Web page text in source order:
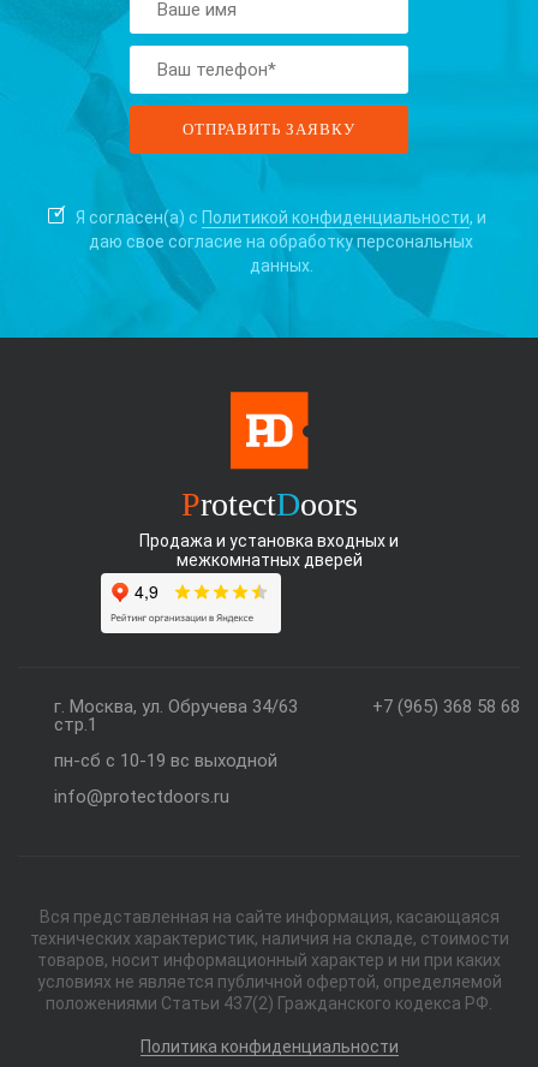
Я согласен(а) с Политикой конфиденциальности, и
даю свое согласие на обработку персональных
данных.
ProtectDoors
Продажа и установка входных и
межкомнатных дверей
+7 (965) 368 58 68
г. Москва, ул. Обручева 34/63
стр.1
пн-сб с 10-19 вс выходной
info@protectdoors.ru
Вся представленная на сайте информация, касающаяся
технических характеристик, наличия на складе, стоимости
товаров, носит информационный характер и ни при каких
условиях не является публичной офертой, определяемой
положениями Статьи 437(2) Гражданского кодекса РФ.
Политика конфиденциальности